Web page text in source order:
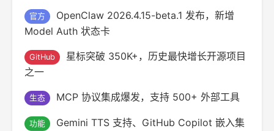
官方
OpenClaw 2026.4.15-beta.1 发布，新增
Model Auth 状态卡
GitHub
星标突破 350K+，历史最快增长开源项目
之一
生态 MCP 协议集成爆发，支持 500+ 外部工具
功能
Gemini TTS 支持、GitHub Copilot 嵌入集